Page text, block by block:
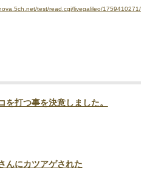
test/read.cgi/livegalileo/1759410271/
を打つ事を決意しました。
んにカツアゲされた